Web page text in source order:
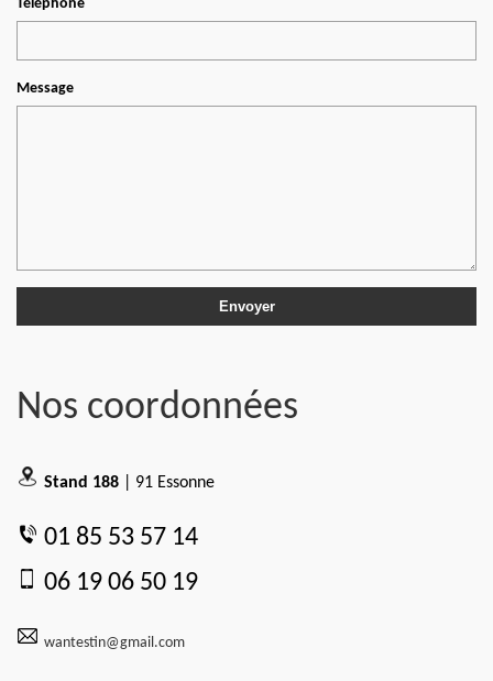
Téléphone
Message
Nos coordonnées
Stand 188 | 91 Essonne
01 85 53 57 14
06 19 06 50 19
wantestin@gmail.com